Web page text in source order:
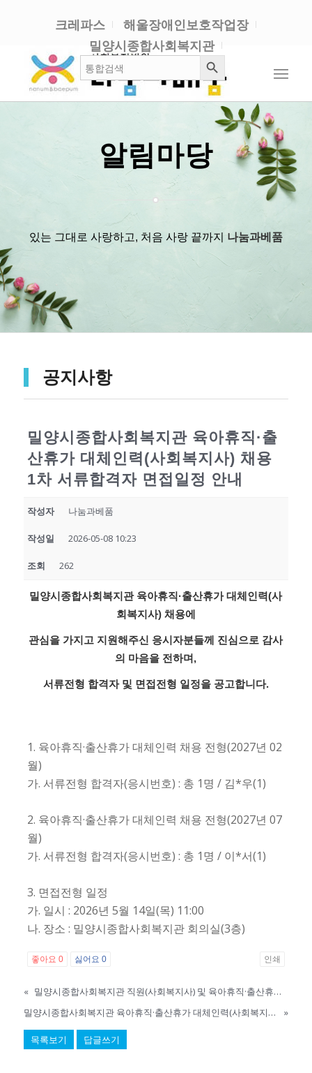
크레파스
해울장애인보호작업장
밀양시종합사회복지관
검 검색 버튼
알림마당
있는 그대로 사랑하고, 처음 사랑 끝까지 나눔과베품
공지사항
밀양시종합사회복지관 육아휴직·출
산휴가 대체인력(사회복지사) 채용
1차 서류합격자 면접일정 안내
작성자 나눔과베품
작성일 2026-05-08 10:23
조회 262
밀양시종합사회복지관 육아휴직·출산휴가 대체인력(사
회복지사) 채용에
관심을 가지고 지원해주신 응시자분들께 진심으로 감사
의 마음을 전하며,
서류전형 합격자 및 면접전형 일정을 공고합니다.
1. 육아휴직·출산휴가 대체인력 채용 전형(2027년 02
월)
가. 서류전형 합격자(응시번호) : 총 1명 / 김*우(1)
2. 육아휴직·출산휴가 대체인력 채용 전형(2027년 07
월)
가. 서류전형 합격자(응시번호) : 총 1명 / 이*서(1)
3. 면접전형 일정
가. 일시 : 2026년 5월 14일(목) 11:00
나. 장소 : 밀양시종합사회복지관 회의실(3층)
좋아요 0 싫어요 0 인쇄
«
밀양시종합사회복지관 직원(사회복지사) 및 육아휴직·출산휴가 대체인력(사회복지사) 공개채용 최종합격자 공고
밀양시종합사회복지관 육아휴직·출산휴가 대체인력(사회복지사) 공개채용 최종합격자 공고
»
목록보기 답글쓰기